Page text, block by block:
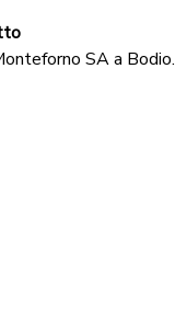
SA a Bodio.